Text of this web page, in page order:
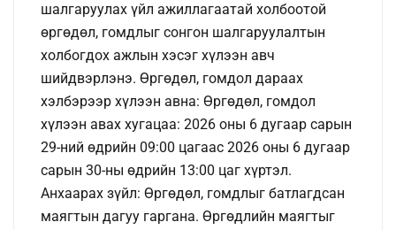
шалгаруулах үйл ажиллагаатай холбоотой
өргөдөл, гомдлыг сонгон шалгаруулалтын
холбогдох ажлын хэсэг хүлээн авч
шийдвэрлэнэ. Өргөдөл, гомдол дараах
хэлбэрээр хүлээн авна: Өргөдөл, гомдол
хүлээн авах хугацаа: 2026 оны 6 дугаар сарын
29-ний өдрийн 09:00 цагаас 2026 оны 6 дугаар
сарын 30-ны өдрийн 13:00 цаг хүртэл.
Анхаарах зүйл: Өргөдөл, гомдлыг батлагдсан
маягтын дагуу гаргана. Өргөдлийн маягтыг